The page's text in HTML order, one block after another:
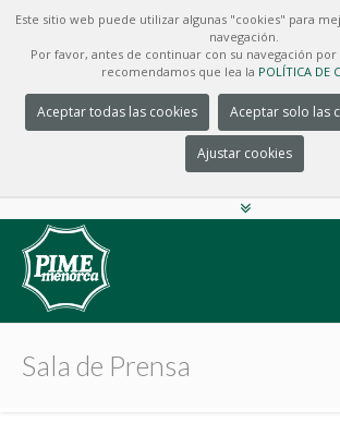
Este sitio web puede utilizar algunas "cookies" para
navegación.
Por favor, antes de continuar con su navegación
recomendamos que lea la POLÍTICA DE
Aceptar todas las cookies Aceptar solo las
Ajustar cookies
Sala de Prensa